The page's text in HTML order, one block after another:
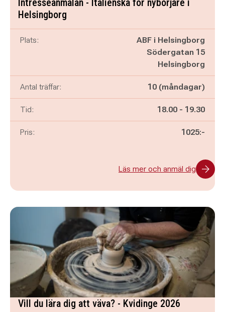
Intresseanmälan - Italienska för nybörjare i
Helsingborg
Plats:
ABF i Helsingborg
Södergatan 15
Helsingborg
Antal träffar: 10 (måndagar)
Tid: Pågår mellan
18.00 - och
19.30
Pris: 1025:-
Läs mer och anmäl dig
Vill du lära dig att väva? - Kvidinge 2026